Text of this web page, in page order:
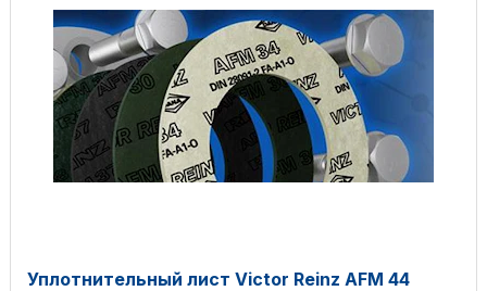
Уплотнительный лист Victor Reinz AFM 44